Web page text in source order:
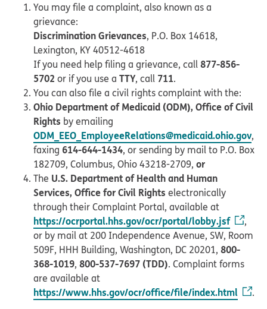
You may file a complaint, also known as a
grievance:
Discrimination Grievances, P.O. Box 14618,
Lexington, KY 40512-4618
If you need help filing a grievance, call877-856-
5702 or if you use a TTY, call 711.
You can also file a civil rights complaint with the:
Ohio Department of Medicaid (ODM), Office of Civil
Rights by emailing
ODM_EEO_EmployeeRelations@medicaid.ohio.gov,
faxing 614-644-1434, or sending by mail to P.O. Box
182709, Columbus, Ohio 43218-2709, or
The U.S. Department of Health and Human
Services, Office for Civil Rights electronically
through their Complaint Portal, available at
https://ocrportal.hhs.gov/ocr/portal/lobby.jsf
,
or by mail at 200 Independence Avenue, SW, Room
509F, HHH Building, Washington, DC 20201, 800-
368-1019, 800-537-7697 (TDD). Complaint forms
are available at
https://www.hhs.gov/ocr/office/file/index.html .